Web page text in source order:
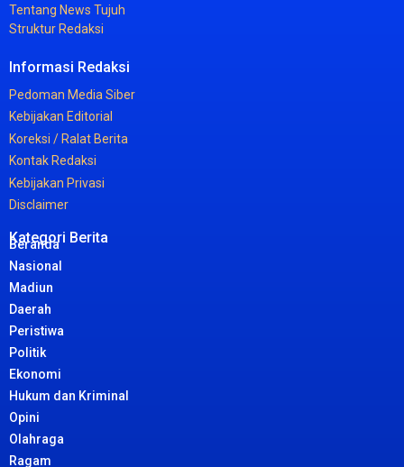
Tentang News Tujuh
Struktur Redaksi
Informasi Redaksi
Pedoman Media Siber
Kebijakan Editorial
Koreksi / Ralat Berita
Kontak Redaksi
Kebijakan Privasi
Disclaimer
Kategori Berita
Beranda
Nasional
Madiun
Daerah
Peristiwa
Politik
Ekonomi
Hukum dan Kriminal
Opini
Olahraga
Ragam